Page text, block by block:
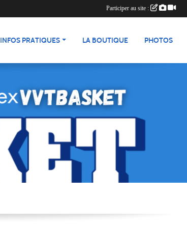
INFOS PRATIQUES LA BOUTIQUE PHOTOS
Participer au site :